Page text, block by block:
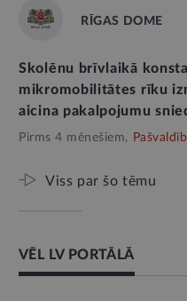
RĪGAS DOME
Skolēnu brīvlaikā
mikromobilitātes rīku
aicina pakalpojumu
Pirms 4 mēnešiem,
Viss par šo tēmu
VĒL LV PORTĀLĀ
AMATPERSONAS RUNA